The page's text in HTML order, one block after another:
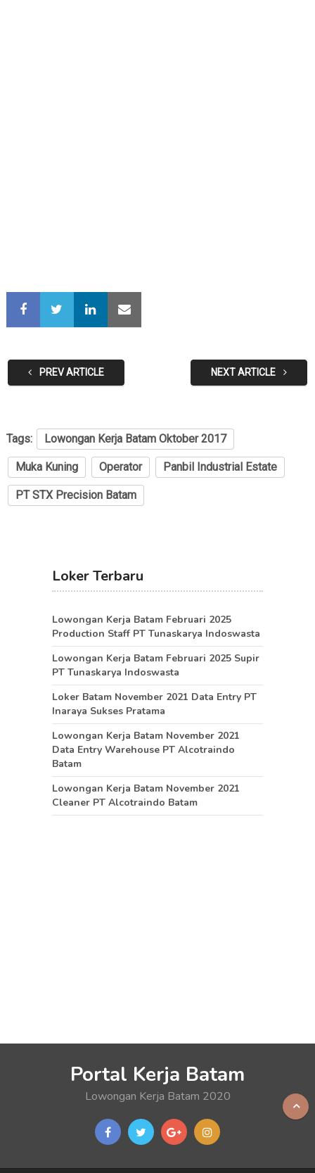
PREV ARTICLE NEXT ARTICLE
Tags: Lowongan Kerja Batam Oktober 2017
Muka Kuning Operator Panbil Industrial Estate
PT STX Precision Batam
Loker Terbaru
Lowongan Kerja Batam Februari 2025
Production Staff PT Tunaskarya Indoswasta
Lowongan Kerja Batam Februari 2025 Supir
PT Tunaskarya Indoswasta
Loker Batam November 2021 Data Entry PT
Inaraya Sukses Pratama
Lowongan Kerja Batam November 2021
Data Entry Warehouse PT Alcotraindo
Batam
Lowongan Kerja Batam November 2021
Cleaner PT Alcotraindo Batam
Portal Kerja Batam
Lowongan Kerja Batam 2020